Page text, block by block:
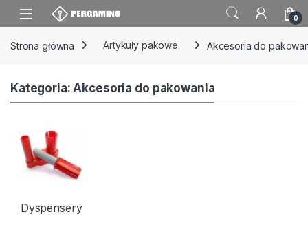
Skip to navigation
Skip to content
0
Strona główna Artykuły pakowe Akcesoria do
Kategoria: Akcesoria do pakowania
Dyspensery